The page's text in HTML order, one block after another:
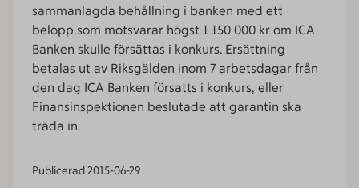
sammanlagda behållning i banken med ett
belopp som motsvarar högst 1 150 000 kr om ICA
Banken skulle försättas i konkurs. Ersättning
betalas ut av Riksgälden inom 7 arbetsdagar från
den dag ICA Banken försatts i konkurs, eller
Finansinspektionen beslutade att garantin ska
träda in.
Publicerad2015-06-29